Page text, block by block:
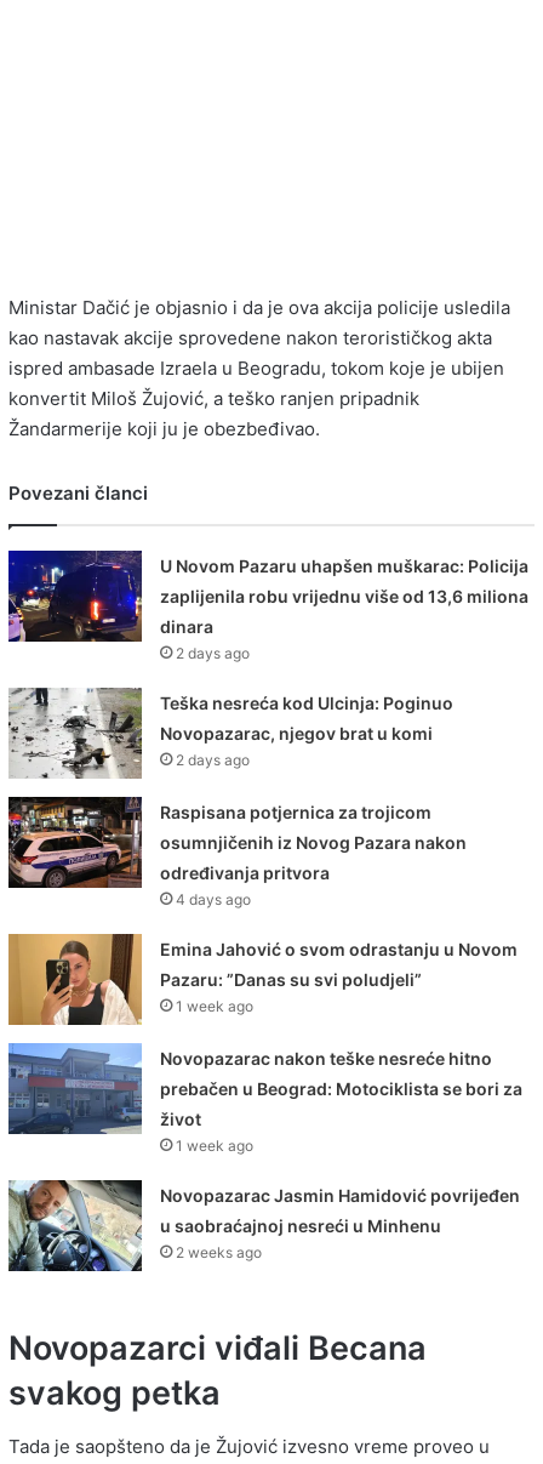
Ministar Dačić je objasnio i da je ova akcija policije usledila
kao nastavak akcije sprovedene nakon terorističkog akta
ispred ambasade Izraela u Beogradu, tokom koje je ubijen
konvertit Miloš Žujović, a teško ranjen pripadnik
Žandarmerije koji ju je obezbeđivao.
Povezani članci
U Novom Pazaru uhapšen muškarac: Policija
zaplijenila robu vrijednu više od 13,6 miliona
dinara
2 days ago
Teška nesreća kod Ulcinja: Poginuo
Novopazarac, njegov brat u komi
2 days ago
Raspisana potjernica za trojicom
osumnjičenih iz Novog Pazara nakon
određivanja pritvora
4 days ago
Emina Jahović o svom odrastanju u Novom
Pazaru: ”Danas su svi poludjeli”
1 week ago
Novopazarac nakon teške nesreće hitno
prebačen u Beograd: Motociklista se bori za
život
1 week ago
Novopazarac Jasmin Hamidović povrijeđen
u saobraćajnoj nesreći u Minhenu
2 weeks ago
Novopazarci viđali Becana
svakog petka
Tada je saopšteno da je Žujović izvesno vreme proveo u